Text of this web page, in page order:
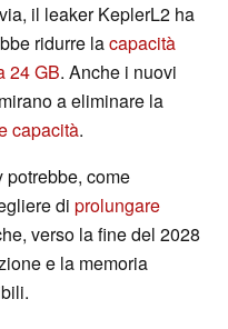
il leaker KeplerL2 ha
ridurre lacapacità
24 GB. Anche i nuovi
a eliminare la
capacità.
come
di prolungare
verso la fine del 2028
e la memoria